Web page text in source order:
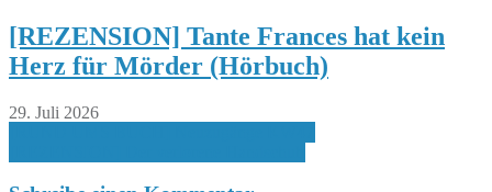
[REZENSION] Tante Frances hat kein
Herz für Mörder (Hörbuch)
29. Juli 2026